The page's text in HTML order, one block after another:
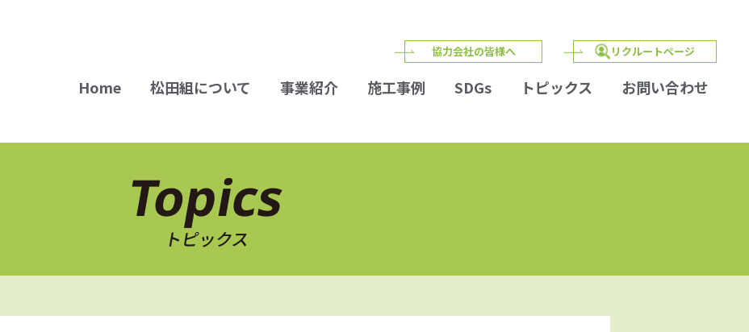
Home 松田組について 事業紹介 施工事例 SDGs トピックス お問い合わせ
リクルートページ
協力会社の皆様へ
Topics
トピックス